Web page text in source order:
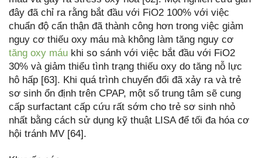
đây đã chỉ ra rằng bắt đầu với FiO2 100% với việc
chuẩn độ cẩn thận đã thành công hơn trong việc giảm
nguy cơ thiếu oxy máu mà không làm tăng nguy cơ
tăng oxy máu khi so sánh với việc bắt đầu với FiO2
30% và giảm thiểu tình trạng thiếu oxy do tăng nỗ lực
hô hấp [63]. Khi quá trình chuyển đổi đã xảy ra và trẻ
sơ sinh ổn định trên CPAP, một số trung tâm sẽ cung
cấp surfactant cấp cứu rất sớm cho trẻ sơ sinh nhỏ
nhất bằng cách sử dụng kỹ thuật LISA để tối đa hóa cơ
hội tránh MV [64].